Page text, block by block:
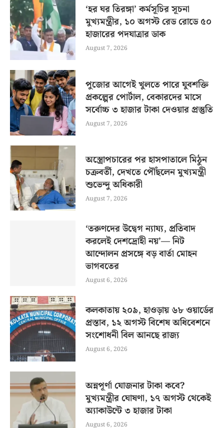
‘হর ঘর তিরঙ্গা’ কর্মসূচির সূচনা
মুখ্যমন্ত্রীর, ১০ অগস্ট রেড রোডে ৫০
হাজারের পদযাত্রার ডাক
August 7, 2026
পুজোর আগেই খুলতে পারে যুবশক্তি
প্রকল্পের পোর্টাল, বেকারদের মাসে
সর্বোচ্চ ৩ হাজার টাকা দেওয়ার প্রস্তুতি
August 7, 2026
অস্ত্রোপচারের পর হাসপাতালে মিঠুন
চক্রবর্তী, দেখতে পৌঁছলেন মুখ্যমন্ত্রী
শুভেন্দু অধিকারী
August 7, 2026
‘তরুণদের উদ্বেগ ন্যায্য, প্রতিবাদ
করলেই দেশদ্রোহী নয়’— নিট
আন্দোলন প্রসঙ্গে বড় বার্তা মোহন
ভাগবতের
August 6, 2026
কলকাতায় ২০৯, হাওড়ায় ৬৮ ওয়ার্ডের
প্রস্তাব, ১২ অগস্ট বিশেষ অধিবেশনে
সংশোধনী বিল আনছে রাজ্য
August 6, 2026
অন্নপূর্ণা যোজনার টাকা কবে?
মুখ্যমন্ত্রীর ঘোষণা, ১৭ অগস্ট থেকেই
অ্যাকাউন্টে ৩ হাজার টাকা
August 6, 2026